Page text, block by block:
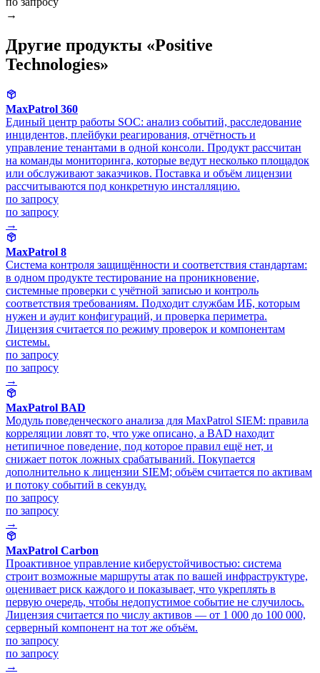
→
Другие продукты «Positive
Technologies»
MaxPatrol 360
Единый центр работы SOC: анализ событий, расследование
инцидентов, плейбуки реагирования, отчётность и
управление тенантами в одной консоли. Продукт рассчитан
на команды мониторинга, которые ведут несколько площадок
или обслуживают заказчиков. Поставка и объём лицензии
рассчитываются под конкретную инсталляцию.
по запросу
по запросу
→
MaxPatrol 8
Система контроля защищённости и соответствия стандартам:
в одном продукте тестирование на проникновение,
системные проверки с учётной записью и контроль
соответствия требованиям. Подходит службам ИБ, которым
нужен и аудит конфигураций, и проверка периметра.
Лицензия считается по режиму проверок и компонентам
системы.
по запросу
по запросу
→
MaxPatrol BAD
Модуль поведенческого анализа для MaxPatrol SIEM: правила
корреляции ловят то, что уже описано, а BAD находит
нетипичное поведение, под которое правил ещё нет, и
снижает поток ложных срабатываний. Покупается
дополнительно к лицензии SIEM; объём считается по активам
и потоку событий в секунду.
по запросу
по запросу
→
MaxPatrol Carbon
Проактивное управление киберустойчивостью: система
строит возможные маршруты атак по вашей инфраструктуре,
оценивает риск каждого и показывает, что укреплять в
первую очередь, чтобы недопустимое событие не случилось.
Лицензия считается по числу активов — от 1 000 до 100 000,
серверный компонент на тот же объём.
по запросу
по запросу
→